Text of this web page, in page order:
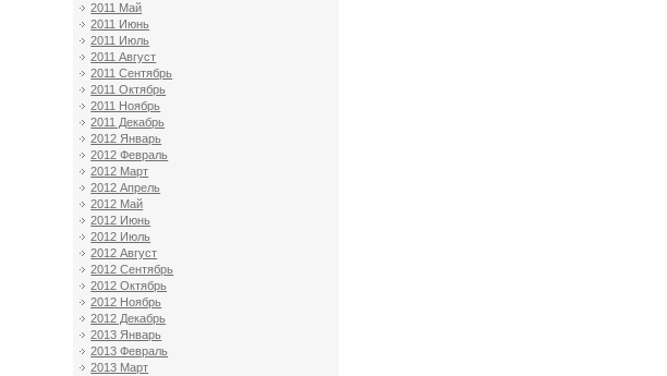
2011 Май
2011 Июнь
2011 Июль
2011 Август
2011 Сентябрь
2011 Октябрь
2011 Ноябрь
2011 Декабрь
2012 Январь
2012 Февраль
2012 Март
2012 Апрель
2012 Май
2012 Июнь
2012 Июль
2012 Август
2012 Сентябрь
2012 Октябрь
2012 Ноябрь
2012 Декабрь
2013 Январь
2013 Февраль
2013 Март